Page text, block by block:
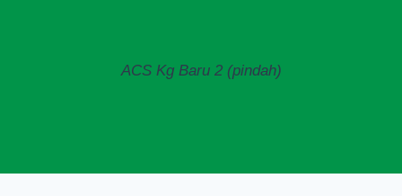
ACS Kg Baru 2 (pindah)